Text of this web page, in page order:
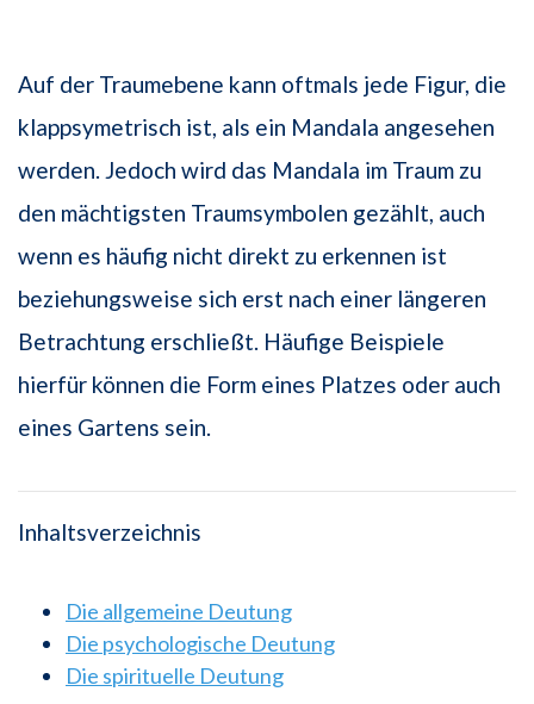
Auf der Traumebene kann oftmals jede Figur, die
klappsymetrisch ist, als ein Mandala angesehen
werden. Jedoch wird das Mandala im Traum zu
den mächtigsten Traumsymbolen gezählt, auch
wenn es häufig nicht direkt zu erkennen ist
beziehungsweise sich erst nach einer längeren
Betrachtung erschließt. Häufige Beispiele
hierfür können die Form eines Platzes oder auch
eines Gartens sein.
Inhaltsverzeichnis
Die allgemeine Deutung
Die psychologische Deutung
Die spirituelle Deutung